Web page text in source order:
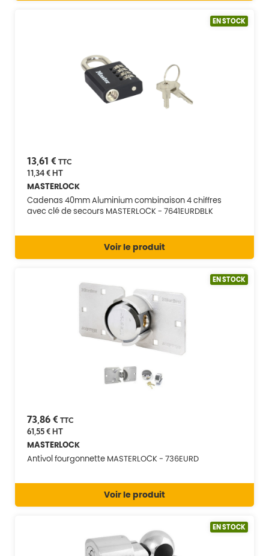
EN STOCK
13,61 € TTC
11,34 €HT
MASTERLOCK
Cadenas 40mm Aluminium combinaison 4 chiffres
avec clé de secours MASTERLOCK - 7641EURDBLK
Voir le produit
EN STOCK
73,86 € TTC
61,55 €HT
MASTERLOCK
Antivol fourgonnette MASTERLOCK - 736EURD
Voir le produit
EN STOCK